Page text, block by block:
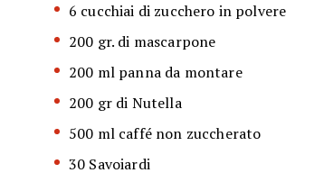
6 cucchiai di zucchero in polvere
200 gr. di mascarpone
200 ml panna da montare
200 gr di Nutella
500 ml caffé non zuccherato
30 Savoiardi